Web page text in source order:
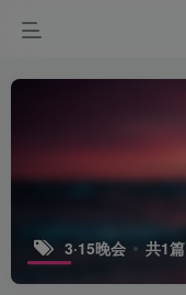
3·15晚会 共1篇